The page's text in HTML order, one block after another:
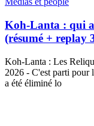
Koh-Lanta : qui a
(résumé + replay
Koh-Lanta : Les
2026 - C'est parti
a été éliminé lo